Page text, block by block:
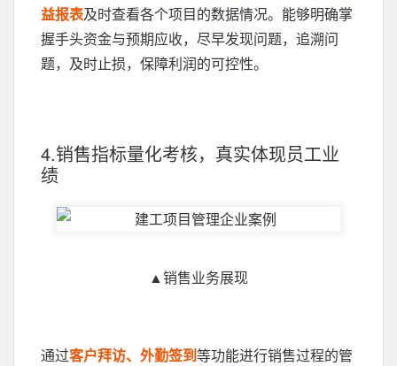
益报表及时查看各个项目的数据情况。能够明确掌
握手头资金与预期应收，尽早发现问题，追溯问
题，及时止损，保障利润的可控性。
4.销售指标量化考核，真实体现员工业
绩
▲销售业务展现
通过客户拜访、外勤签到等功能进行销售过程的管